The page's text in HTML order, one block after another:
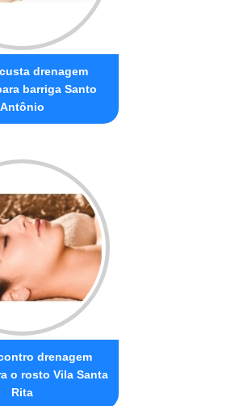
drenagem
barriga Santo
Antônio
drenagem
o rosto Vila Santa
Rita